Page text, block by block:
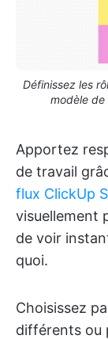
Définissez les
modèle de
Apportez
de travail
flux ClickUp
visuellement
de voir
quoi.
Choisissez
différents ou